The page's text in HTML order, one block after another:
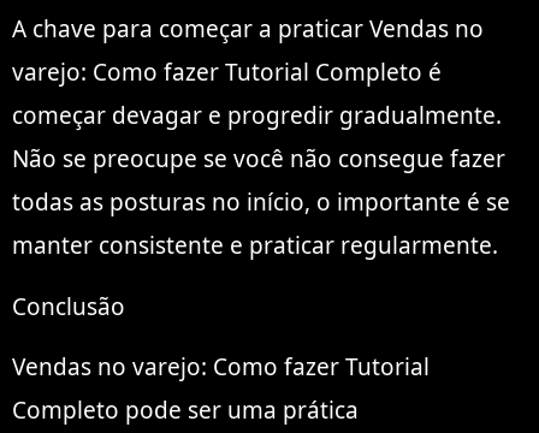
A chave para começar a praticar Vendas no
varejo: Como fazer Tutorial Completo é
começar devagar e progredir gradualmente.
Não se preocupe se você não consegue fazer
todas as posturas no início, o importante é se
manter consistente e praticar regularmente.
Conclusão
Vendas no varejo: Como fazer Tutorial
Completo pode ser uma prática